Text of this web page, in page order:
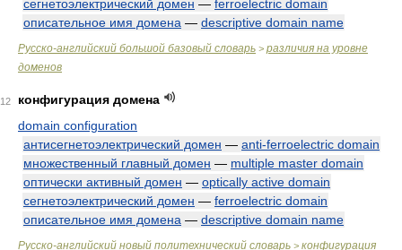
сегнетоэлектрический домен — ferroelectric domain
описательное имя домена — descriptive domain name
Русско-английский большой базовый словарь > различия на уровне
доменов
12
конфигурация домена
domain configuration
антисегнетоэлектрический домен — anti-ferroelectric domain
множественный главный домен — multiple master domain
оптически активный домен — optically active domain
сегнетоэлектрический домен — ferroelectric domain
описательное имя домена — descriptive domain name
Русско-английский новый политехнический словарь > конфигурация